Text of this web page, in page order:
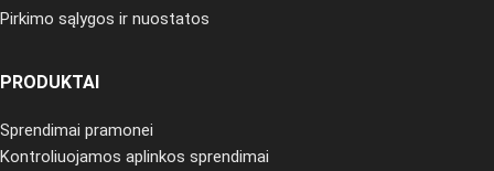
Pirkimo sąlygos ir nuostatos
PRODUKTAI
Sprendimai pramonei
Kontroliuojamos aplinkos sprendimai